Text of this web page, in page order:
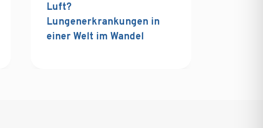
Luft?
Lungenerkrankungen in
einer Welt im Wandel